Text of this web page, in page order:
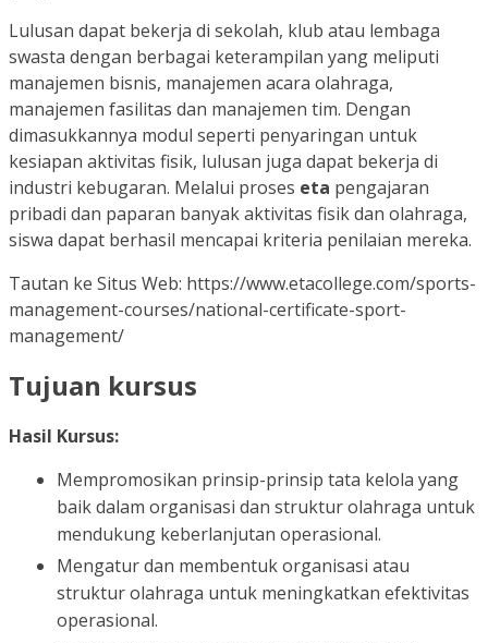
Lulusan dapat bekerja di sekolah, klub atau lembaga
swasta dengan berbagai keterampilan yang meliputi
manajemen bisnis, manajemen acara olahraga,
manajemen fasilitas dan manajemen tim. Dengan
dimasukkannya modul seperti penyaringan untuk
kesiapan aktivitas fisik, lulusan juga dapat bekerja di
industri kebugaran. Melalui proses eta pengajaran
pribadi dan paparan banyak aktivitas fisik dan olahraga,
siswa dapat berhasil mencapai kriteria penilaian mereka.
Tautan ke Situs Web: https://www.etacollege.com/sports-
management-courses/national-certificate-sport-
management/
Tujuan kursus
Hasil Kursus:
Mempromosikan prinsip-prinsip tata kelola yang
baik dalam organisasi dan struktur olahraga untuk
mendukung keberlanjutan operasional.
Mengatur dan membentuk organisasi atau
struktur olahraga untuk meningkatkan efektivitas
operasional.